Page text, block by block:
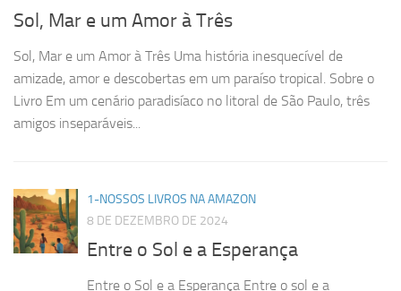
Sol, Mar e um Amor à Três
Sol, Mar e um Amor à Três Uma história inesquecível de
amizade, amor e descobertas em um paraíso tropical. Sobre o
Livro Em um cenário paradisíaco no litoral de São Paulo, três
amigos inseparáveis...
1-NOSSOS LIVROS NA AMAZON
8 DE DEZEMBRO DE 2024
Entre o Sol e a Esperança
Entre o Sol e a Esperança Entre o sol e a